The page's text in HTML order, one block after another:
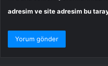
adresim ve site adresim bu